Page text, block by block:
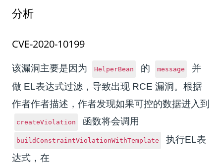
分析
CVE-2020-10199
该漏洞主要是因为 HelperBean 的 message
并
做 EL表达式过滤，导致出现 RCE 漏洞。根据
作者作者描述，作者发现如果可控的数据进入到
createViolation 函数将会调用
buildConstraintViolationWithTemplate
执行EL表
达式，在